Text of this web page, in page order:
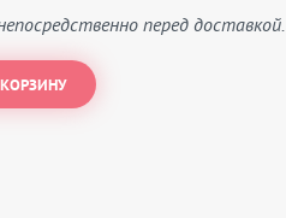
перед доставкой.